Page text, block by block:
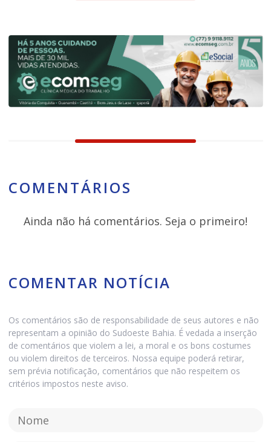
COMENTÁRIOS
Ainda não há comentários. Seja o primeiro!
COMENTAR NOTÍCIA
Os comentários são de responsabilidade de seus autores e não
representam a opinião do Sudoeste Bahia. É vedada a inserção
de comentários que violem a lei, a moral e os bons costumes
ou violem direitos de terceiros. Nossa equipe poderá retirar,
sem prévia notificação, comentários que não respeitem os
critérios impostos neste aviso.